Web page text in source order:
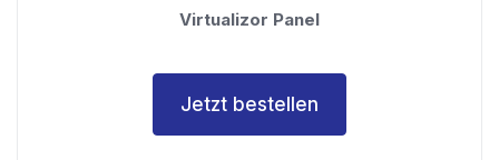
Virtualizor Panel
Jetzt bestellen